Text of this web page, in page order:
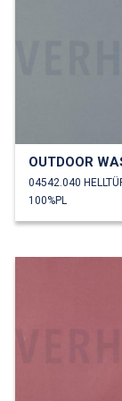
04542.040
100%PL